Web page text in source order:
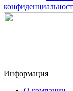
соглашаюсь